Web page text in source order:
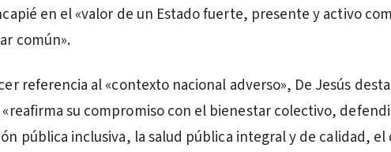
en el «valor de un Estado fuerte, presente y activo
común».
referencia al «contexto nacional adverso», De Jesús
su compromiso con el bienestar colectivo,
pública inclusiva, la salud pública integral y de calidad,